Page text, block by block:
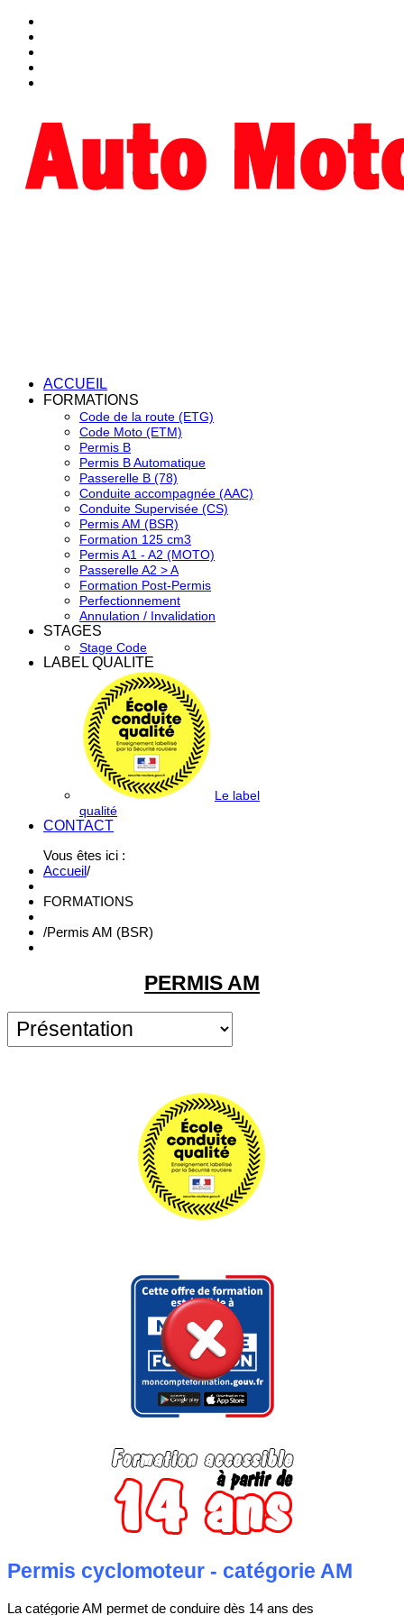
ACCUEIL
FORMATIONS
Code de la route (ETG)
Code Moto (ETM)
Permis B
Permis B Automatique
Passerelle B (78)
Conduite accompagnée (AAC)
Conduite Supervisée (CS)
Permis AM (BSR)
Formation 125 cm3
Permis A1 - A2 (MOTO)
Passerelle A2 > A
Formation Post-Permis
Perfectionnement
Annulation / Invalidation
STAGES
Stage Code
LABEL QUALITE
Le label
qualité
CONTACT
Vous êtes ici :
Accueil/
FORMATIONS
/Permis AM (BSR)
PERMIS AM
Permis cyclomoteur - catégorie AM
La catégorie AM permet de conduire dès 14 ans des